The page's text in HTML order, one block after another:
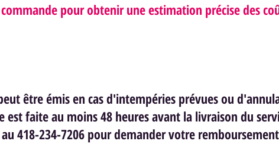
pour obtenir une estimation précise des
être émis en cas d'intempéries prévues ou
faite au moins 48 heures avant la livraison du
418-234-7206 pour demander votre